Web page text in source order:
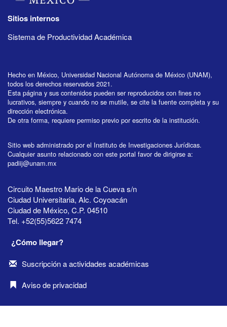
Sitios internos
Sistema de Productividad Académica
Hecho en México, Universidad Nacional Autónoma de México (UNAM),
todos los derechos reservados 2021.
Esta página y sus contenidos pueden ser reproducidos con fines no
lucrativos, siempre y cuando no se mutile, se cite la fuente completa y su
dirección electrónica.
De otra forma, requiere permiso previo por escrito de la institución.
Sitio web administrado por el Instituto de Investigaciones Jurídicas.
Cualquier asunto relacionado con este portal favor de dirigirse a:
padiij@unam.mx
Circuito Maestro Mario de la Cueva s/n
Ciudad Universitaria, Alc. Coyoacán
Ciudad de México, C.P. 04510
Tel. +52(55)5622 7474
¿Cómo llegar?
Suscripción a actividades académicas
Aviso de privacidad